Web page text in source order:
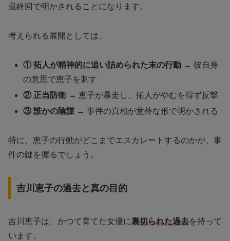
最終回で明かされることになります。
考えられる展開としては、
① 拓人が精神的に追い詰められた末の行動 → 彼自身
の意思で恵子を刺す
② 正当防衛 → 恵子が暴走し、拓人がやむを得ず反撃
③ 誰かの陰謀 → 事件の真相が意外な形で明かされる
特に、恵子の行動がどこまでエスカレートするのかが、事
件の鍵を握るでしょう。
吉川恵子の過去と真の目的
吉川恵子は、かつて育てた女優に裏切られた過去を持って
います。